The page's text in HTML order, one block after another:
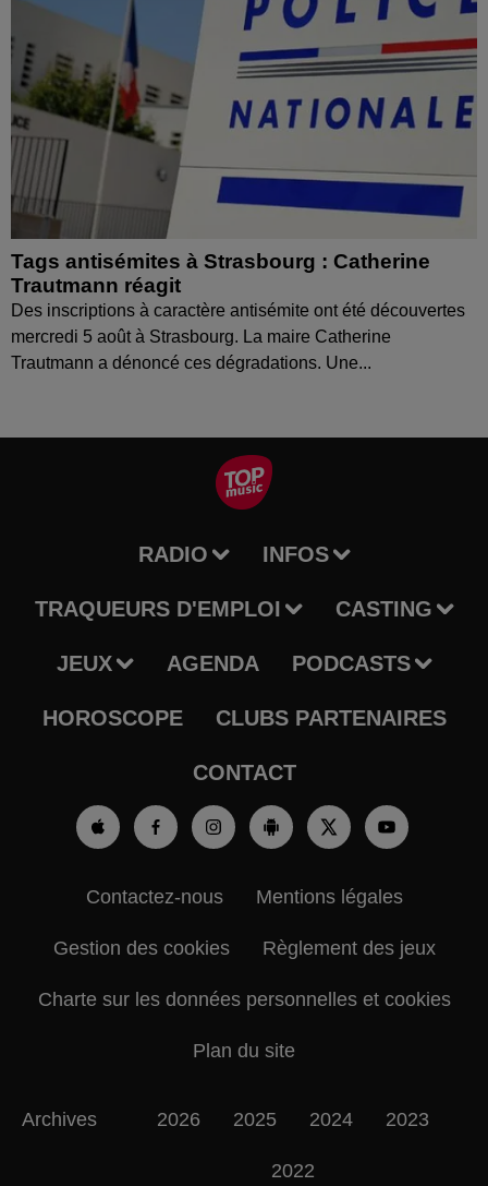
Tags antisémites à Strasbourg : Catherine
Trautmann réagit
Des inscriptions à caractère antisémite ont été découvertes
mercredi 5 août à Strasbourg. La maire Catherine
Trautmann a dénoncé ces dégradations. Une...
RADIO INFOS
TRAQUEURS D'EMPLOI CASTING
JEUX AGENDA PODCASTS
HOROSCOPE CLUBS PARTENAIRES
CONTACT
Contactez-nous Mentions légales
Gestion des cookies Règlement des jeux
Charte sur les données personnelles et cookies
Plan du site
Archives 2026 2025 2024 2023
2022